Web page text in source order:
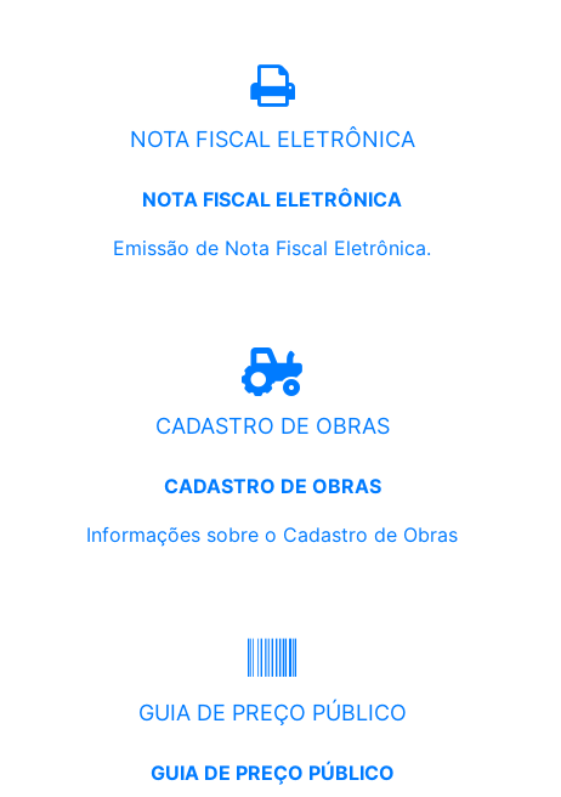
NOTA FISCAL ELETRÔNICA
NOTA FISCAL ELETRÔNICA
Emissão de Nota Fiscal Eletrônica.
CADASTRO DE OBRAS
CADASTRO DE OBRAS
Informações sobre o Cadastro de Obras
GUIA DE PREÇO PÚBLICO
GUIA DE PREÇO PÚBLICO